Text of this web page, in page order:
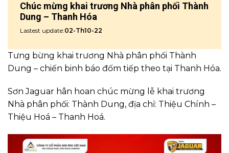
Chúc mừng khai trương Nhà phân phối Thành
Dung – Thanh Hóa
Lastest update:02-Th10-22
Tưng bừng khai trương Nhà phân phối Thành
Dung – chiến binh báo đốm tiếp theo tại Thanh Hóa.
Sơn Jaguar hân hoan chúc mừng lễ khai trương
Nhà phân phối: Thành Dung, địa chỉ: Thiệu Chính –
Thiệu Hoá – Thanh Hoá.